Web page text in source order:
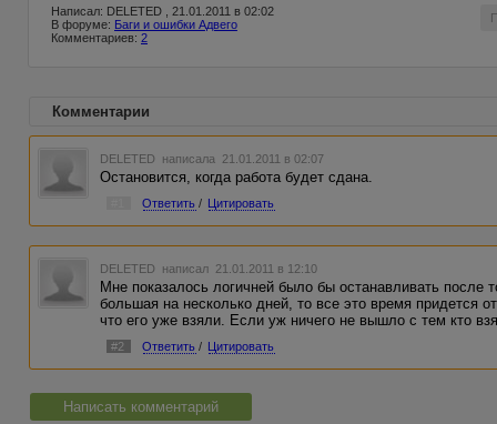
Написал: DELETED , 21.01.2011 в 02:02
В форуме: Баги и ошибки Адвего
Комментариев: 2
Комментарии
DELETED написала 21.01.2011 в 02:07
Остановится, когда работа будет сдана.
Ответить / Цитировать
DELETED написал 21.01.2011 в 12:10
Мне показалось логичней было бы останавливать после
большая на несколько дней, то все это время придется
что его уже взяли. Если уж ничего не вышло с тем кто
#2 Ответить / Цитировать
Написать комментарий